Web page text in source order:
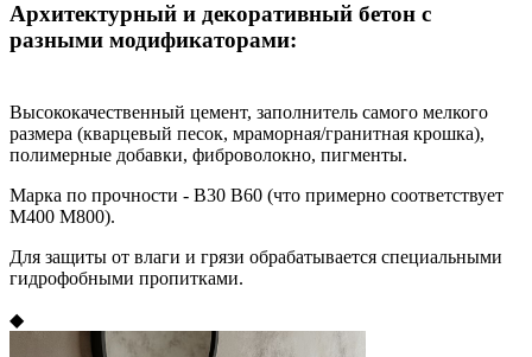
Архитектурный и декоративный бетон с
разными модификаторами:
Высококачественный цемент, заполнитель самого мелкого
размера (кварцевый песок, мраморная/гранитная крошка),
полимерные добавки, фиброволокно, пигменты.
Марка по прочности - B30 B60 (что примерно соответствует
М400 М800).
Для защиты от влаги и грязи обрабатывается специальными
гидрофобными пропитками.
◆